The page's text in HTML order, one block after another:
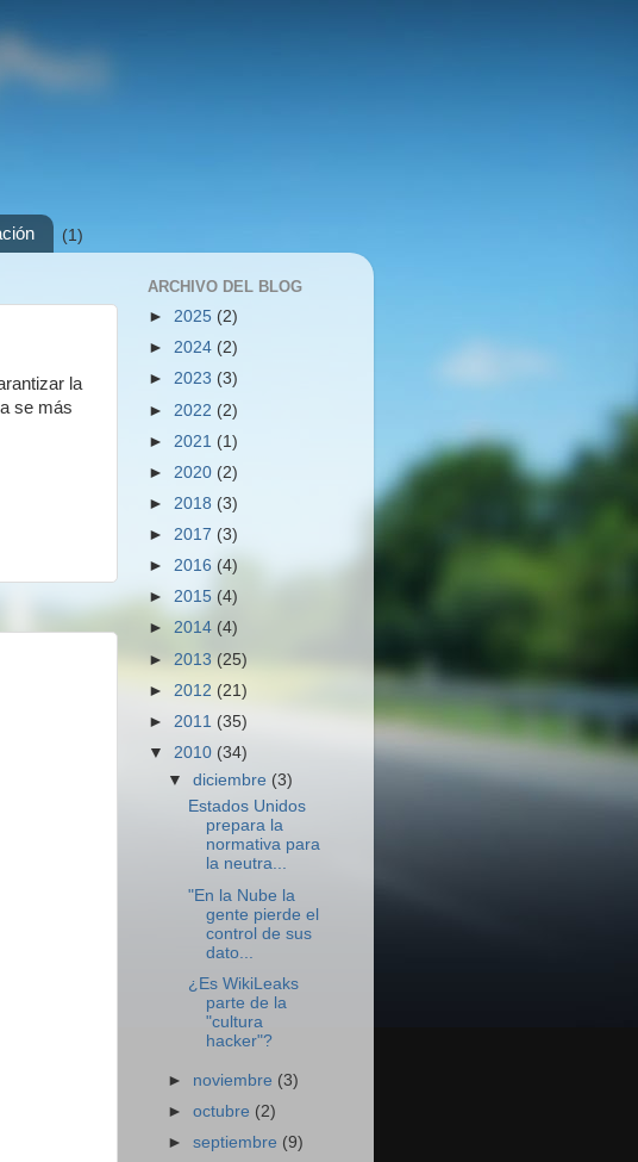
(1)
la
se más
ARCHIVO DEL BLOG
► 2025 (2)
► 2024 (2)
► 2023 (3)
► 2022 (2)
► 2021 (1)
► 2020 (2)
► 2018 (3)
► 2017 (3)
► 2016 (4)
► 2015 (4)
► 2014 (4)
► 2013 (25)
► 2012 (21)
► 2011 (35)
▼ 2010 (34)
▼diciembre (3)
Estados Unidos
prepara la
normativa para
la neutra...
"En la Nube la
gente pierde el
control de sus
dato...
¿Es WikiLeaks
parte de la
"cultura
hacker"?
► noviembre (3)
►octubre (2)
►septiembre (9)